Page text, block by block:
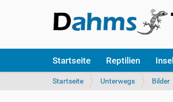
k
Startseite Reptilien
S
Startseite Unterwegs Bilder